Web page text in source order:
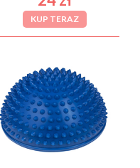
KUP TERAZ